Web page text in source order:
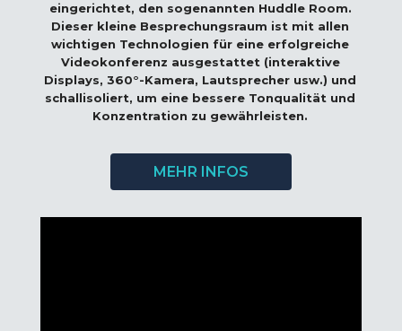
eingerichtet, den sogenannten Huddle Room.
Dieser kleine Besprechungsraum ist mit allen
wichtigen Technologien für eine erfolgreiche
Videokonferenz ausgestattet (interaktive
Displays, 360°-Kamera, Lautsprecher usw.) und
schallisoliert, um eine bessere Tonqualität und
Konzentration zu gewährleisten.
MEHR INFOS